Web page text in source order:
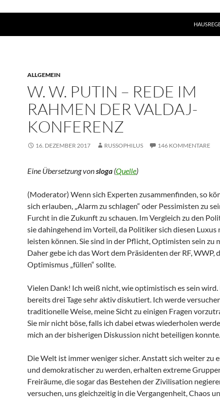
ALLGEMEIN
W. W. PUTIN – REDE IM
RAHMEN DER VALDAJ-
KONFERENZ
16. DEZEMBER 2017 RUSSOPHILUS 146 KOMMENTARE
Eine Übersetzung vonsloga (Quelle)
(Moderator) Wenn sich Experten zusammenfinden, so
sich erlauben, „Alarm zu schlagen“ oder Pessimisten zu
Furcht in die Zukunft zu schauen. Im Vergleich zu den
sie dahingehend im Vorteil, da Politiker sich diesen Luxus
leisten können. Sie sind in der Pflicht, Optimisten sein zu
Daher gebe ich das Wort dem Präsidenten der RF, WWP,
Optimismus „füllen“ sollte.
Vielen Dank! Ich weiß nicht, wie optimistisch es sein wird.
bereits drei Tage sehr aktiv diskutiert. Ich werde
traditionelle Weise, meine Sicht zu einigen Fragen
Sie mir nicht böse, falls ich dabei etwas wiederholen
mich an der bisherigen Diskussion nicht beteiligen konnte.
Die Welt ist immer weniger sicher. Anstatt sich weiter zu
und demokratischer zu werden, erhalten extreme
Freiräume, die sogar das Bestehen der Zivilisation
versuchen, uns gleichzeitig in die Vergangenheit, Chaos